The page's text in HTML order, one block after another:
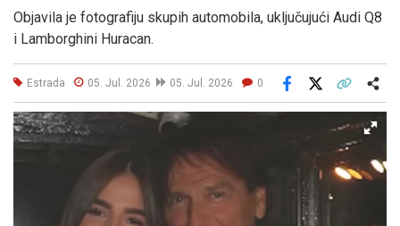
Objavila je fotografiju skupih automobila, uključujući Audi Q8
i Lamborghini Huracan.
Estrada 05. Jul. 2026 05. Jul. 2026 0
Facebook